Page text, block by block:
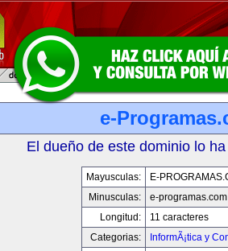
e-
El dueño de este dominio lo
Mayusculas:
E-
Minusculas:
e-programas.com
Longitud:
11 caracteres
Categorias:
InformÃ¡tica y